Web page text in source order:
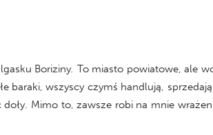
Boriziny. To miasto powiatowe, ale
wszyscy czymś handlują,
Mimo to, zawsze robi na mnie